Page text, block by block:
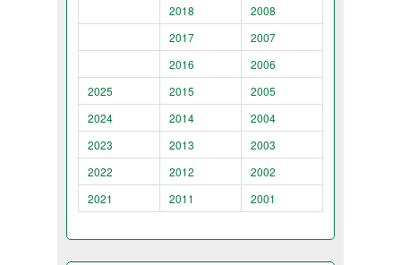
2018
2008
2017
2007
2016
2006
2025
2015
2005
2024
2014
2004
2023
2013
2003
2022
2012
2002
2021
2011 2001